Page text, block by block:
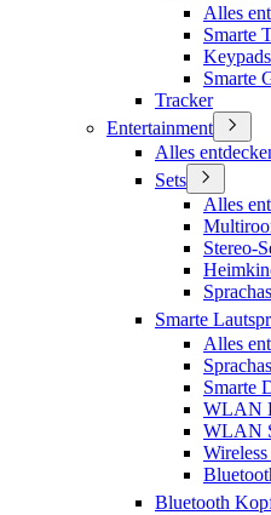
Alles
Smarte
Smarte
Tracker
Entertainment
Alles
Sets
Alles
Stereo-
Smarte
Alles
Smarte
WLAN
WLAN
Bluetooth